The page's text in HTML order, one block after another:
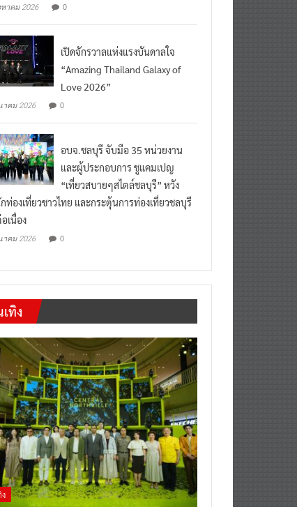
หาคม 2026 0
เปิดจักรวาลแห่งแรงบันดาลใจ
“Amazing Thailand Galaxy of
Love 2026”
าคม 2026 0
อบจ.ชลบุรี จับมือ 35 หน่วยงาน
และผู้ประกอบการ ชูแคมเปญ
“เที่ยวสบายๆสไตล์ชลบุรี” หวัง
ท่องเที่ยวชาวไทย และกระตุ้นการท่องเที่ยวชลบุรี
เนื่อง
าคม 2026 0
ทิง